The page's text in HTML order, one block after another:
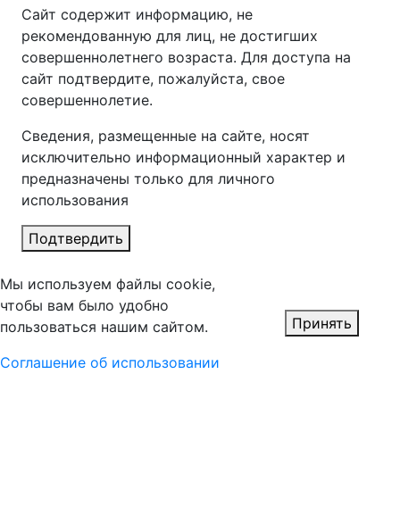
Сайт содержит информацию, не
рекомендованную для лиц, не достигших
совершеннолетнего возраста. Для доступа на
сайт подтвердите, пожалуйста, свое
совершеннолетие.
Сведения, размещенные на сайте, носят
исключительно информационный характер и
предназначены только для личного
использования
Подтвердить
Мы используем файлы cookie,
чтобы вам было удобно
пользоваться нашим сайтом.
Соглашение об использовании
Принять